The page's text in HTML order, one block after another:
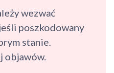
wezwać
poszkodowany
stanie.
objawów.